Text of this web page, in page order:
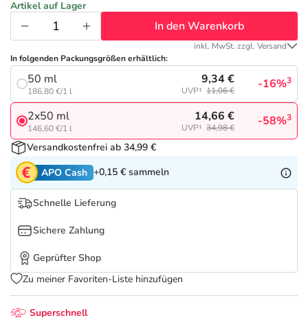
Tierapotheke
Vitamine & Mineralstoffe
Marken
Salus Deals
Superschnell
Artikel auf Lager
In den Warenkorb
inkl. MwSt. zzgl. Versand
In folgenden Packungsgrößen erhältlich:
50 ml
186,80 €/1 l
9,34 €
UVP¹ 11,06 € -16%3
2x50 ml
146,60 €/1 l
14,66 €
UVP¹ 34,98 € -58%3
Versandkostenfrei ab 34,99 €
APO Cash +0,15 € sammeln
Schnelle Lieferung
Sichere Zahlung
Geprüfter Shop
Zu meiner Favoriten-Liste hinzufügen